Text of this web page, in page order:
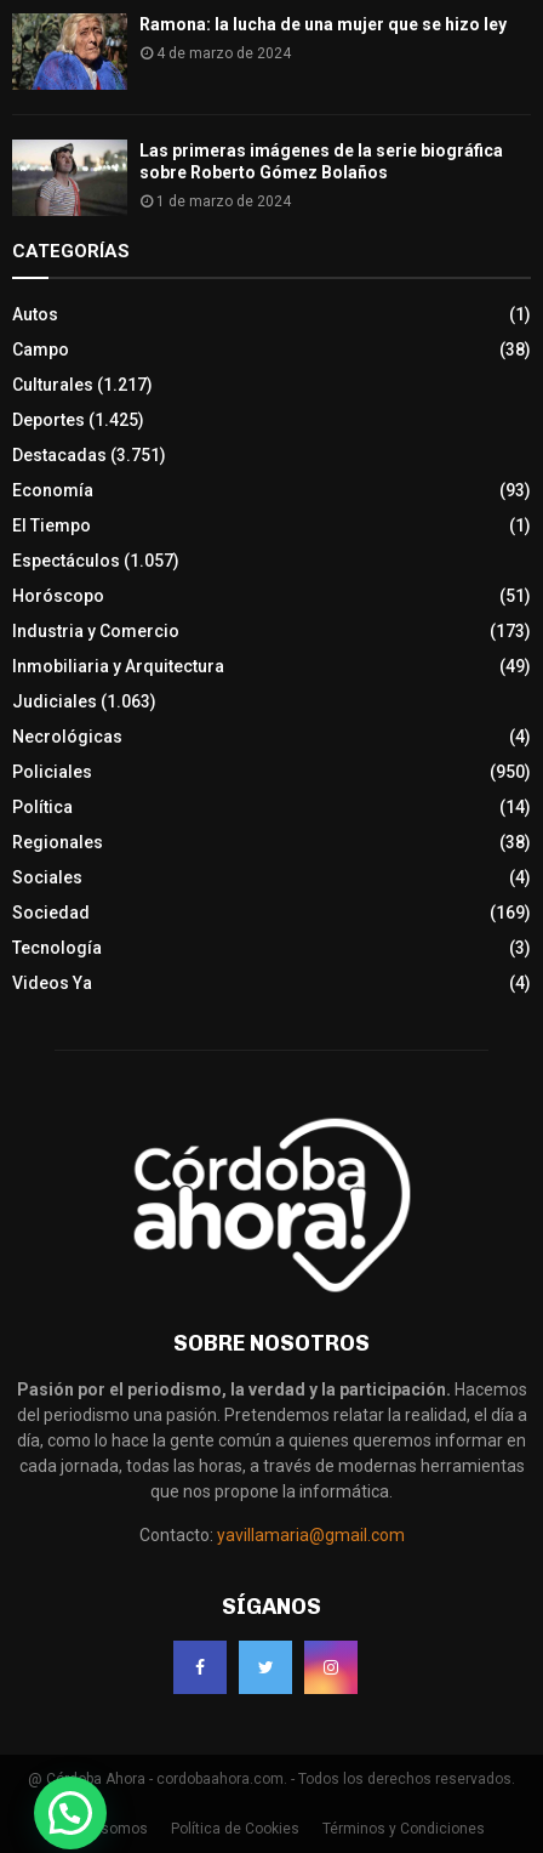
Ramona: la lucha de una mujer que se hizo ley
4 de marzo de 2024
Las primeras imágenes de la serie biográfica
sobre Roberto Gómez Bolaños
1 de marzo de 2024
CATEGORÍAS
Autos
(1)
Campo
(38)
Culturales (1.217)
Deportes (1.425)
Destacadas (3.751)
Economía
(93)
El Tiempo
(1)
Espectáculos (1.057)
Horóscopo
(51)
Industria y Comercio
(173)
Inmobiliaria y Arquitectura
(49)
Judiciales (1.063)
Necrológicas
(4)
Policiales
(950)
Política
(14)
Regionales
(38)
Sociales
(4)
Sociedad
(169)
Tecnología
(3)
Videos Ya
(4)
SOBRE NOSOTROS
Pasión por el periodismo, la verdad y la participación. Hacemos
del periodismo una pasión. Pretendemos relatar la realidad, el día a
día, como lo hace la gente común a quienes queremos informar en
cada jornada, todas las horas, a través de modernas herramientas
que nos propone la informática.
Contacto: yavillamaria@gmail.com
SÍGANOS
@ Córdoba Ahora - cordobaahora.com. - Todos los derechos reservados.
Quienes somos Política de Cookies
Términos y Condiciones